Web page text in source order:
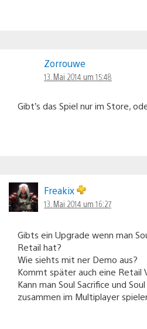
Zorrouwe
13. Mai 2014 um 15:48
Gibt’s das Spiel nur im Store,
Freakix
13. Mai 2014 um 16:27
Gibts ein Upgrade wenn man
Retail hat?
Wie siehts mit ner Demo aus?
Kommt später auch eine Retail
Kann man Soul Sacrifice und
zusammen im Multiplayer